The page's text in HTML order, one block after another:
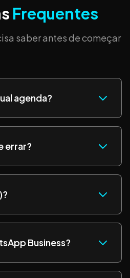
Frequentes
saber antes de começar
agenda?
errar?
Business?